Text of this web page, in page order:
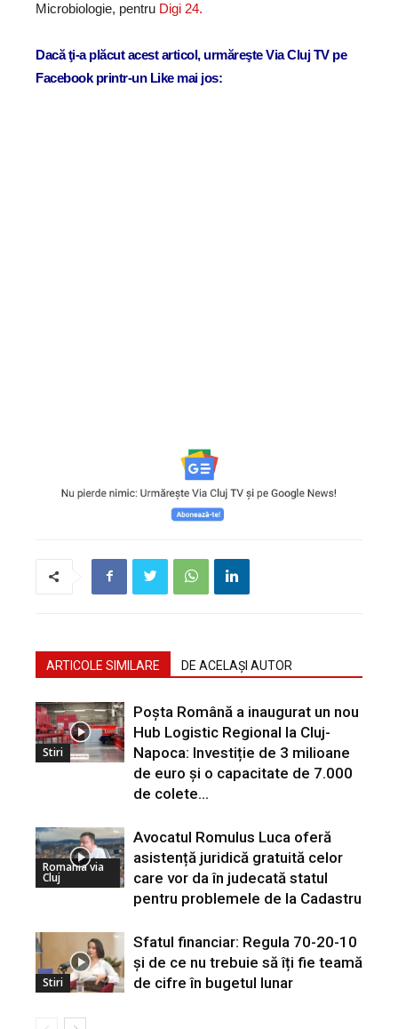
Microbiologie, pentru Digi 24.
Dacă ţi-a plăcut acest articol, urmăreşte Via Cluj TV pe
Facebook printr-un Like mai jos:
ARTICOLE SIMILARE DE ACELAȘI AUTOR
Stiri
Poșta Română a inaugurat un nou
Hub Logistic Regional la Cluj-
Napoca: Investiție de 3 milioane
de euro și o capacitate de 7.000
de colete...
Romania via
Cluj
Avocatul Romulus Luca oferă
asistență juridică gratuită celor
care vor da în judecată statul
pentru problemele de la Cadastru
Stiri
Sfatul financiar: Regula 70-20-10
și de ce nu trebuie să îți fie teamă
de cifre în bugetul lunar